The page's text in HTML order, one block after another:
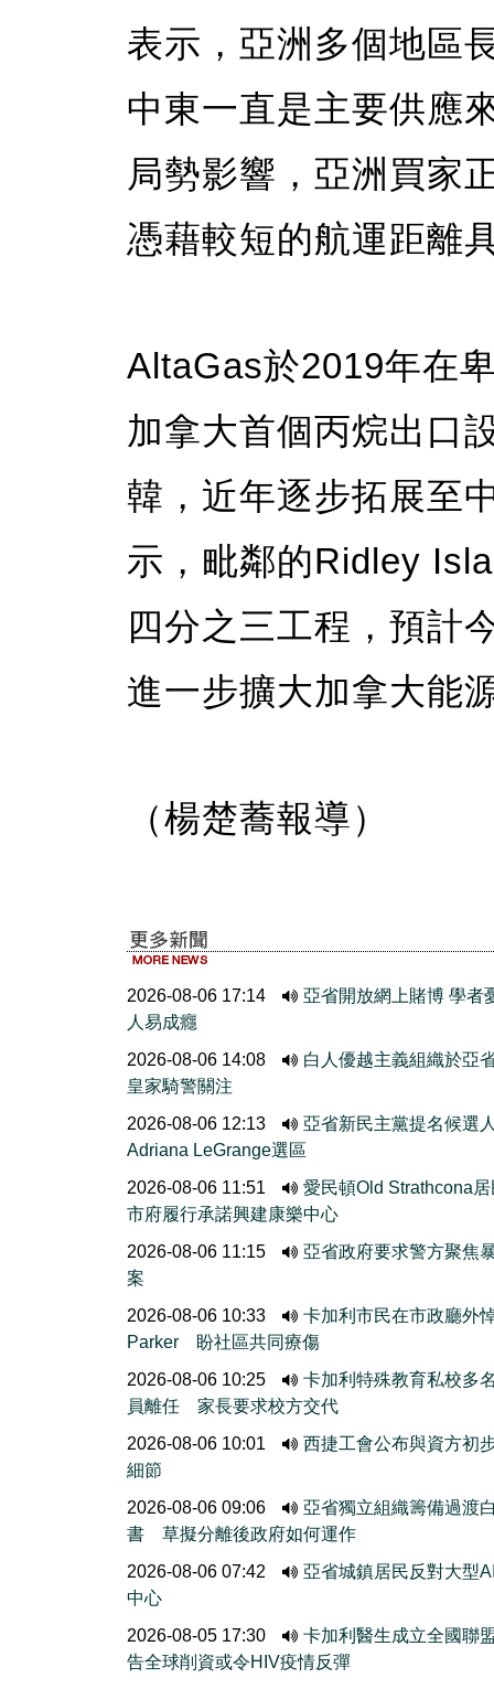
表示，亞洲多個地區
中東一直是主要供應
局勢影響，亞洲買家
憑藉較短的航運距離
AltaGas於2019年在
加拿大首個丙烷出口
韓，近年逐步拓展至
示，毗鄰的Ridley
四分之三工程，預計
進一步擴大加拿大能
（楊楚蕎報導）
2026-08-06 17:14
亞省開放網上賭博 學者
人易成癮
2026-08-06 14:08
白人優越主義組織於亞
皇家騎警關注
2026-08-06 12:13
亞省新民主黨提名候選
Adriana LeGrange選區
2026-08-06 11:51
愛民頓Old Strathcona
市府履行承諾興建康樂中心
2026-08-06 11:15
亞省政府要求警方聚焦
案
2026-08-06 10:33
卡加利市民在市政廳外
Parker 盼社區共同療傷
2026-08-06 10:25
卡加利特殊教育私校多
員離任 家長要求校方交代
2026-08-06 10:01
西捷工會公布與資方初
細節
2026-08-06 09:06
亞省獨立組織籌備過渡
書 草擬分離後政府如何運作
2026-08-06 07:42
亞省城鎮居民反對大型
中心
2026-08-05 17:30
卡加利醫生成立全國聯
告全球削資或令HIV疫情反彈